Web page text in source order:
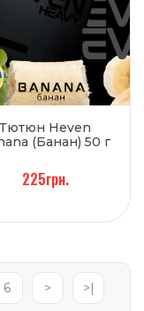
Тютюн Heven
(Банан) 50 г
225грн.
6 >
>|